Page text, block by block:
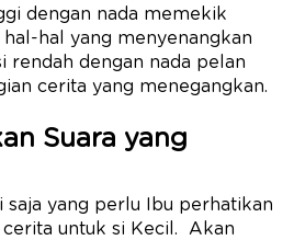
dengan nada memekik
hal yang menyenangkan
rendah dengan nada pelan
cerita yang menegangkan.
Suara yang
saja yang perlu Ibu perhatikan
untuk si Kecil. Akan